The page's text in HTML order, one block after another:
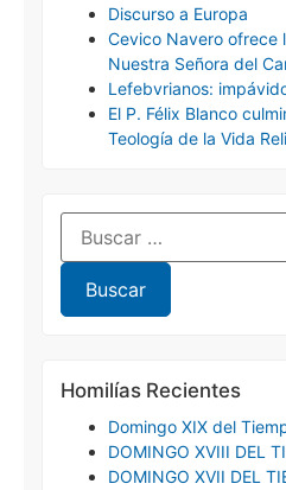
Discurso a Europa
Cevico Navero ofrece
Nuestra Señora del
Lefebvrianos:
El P. Félix Blanco
Teología de la Vida
Homilías Recientes
Domingo XIX del
DOMINGO XVIII DEL
DOMINGO XVII DEL